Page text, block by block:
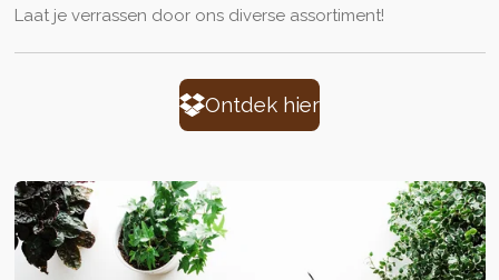
Laat je verrassen door ons diverse assortiment!
Ontdek hier